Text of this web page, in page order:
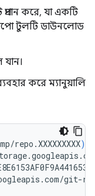
করে, যা একটি
টুলটি ডাউনলোড
করে ম্যানুয়ালি
repo.XXXXXXXXX)
git-